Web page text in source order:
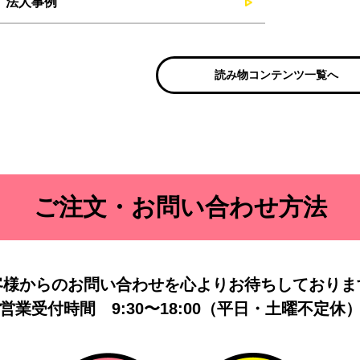
読み物コンテンツ一覧へ
ご注文・お問い合わせ方法
からのお問い合わせを心よりお待ちしており
業受付時間 9:30〜18:00（平日・土曜不定休